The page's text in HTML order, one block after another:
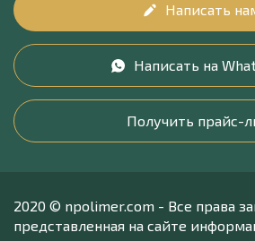
Написать
Написать на
Получить прайс-
2020 © npolimer.com - Все права
представленная на сайте